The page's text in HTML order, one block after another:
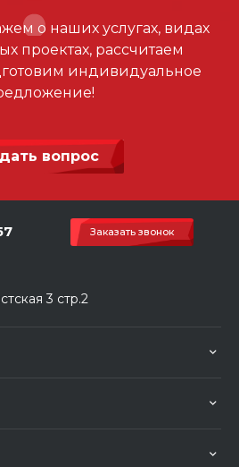
о наших услугах, видах
проектах, рассчитаем
индивидуальное
вопрос
Заказать звонок
3 стр.2